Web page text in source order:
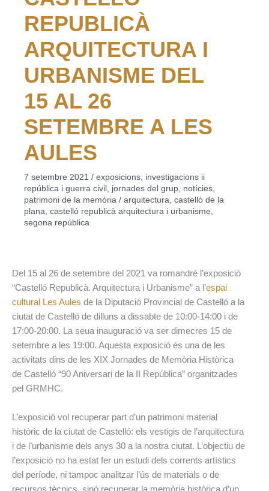
REPUBLICÀ
ARQUITECTURA I
URBANISME DEL
15 AL 26
SETEMBRE A LES
AULES
7 setembre 2021 / exposicions, investigacions ii
república i guerra civil , jornades del grup, notícies,
patrimoni de la memòria / arquitectura, castelló de la
plana, castelló republicà arquitectura i urbanisme,
segona república
Del 15 al 26 de setembre del 2021 va romandré l’exposició
“Castelló Republicà. Arquitectura i Urbanisme” a l’espai
cultural Les Aules de la Diputació Provincial de Castelló a la
ciutat de Castelló de dilluns a dissabte de 10:00-14:00 i de
17:00-20:00. La seua inauguració va ser dimecres 15 de
setembre a les 19:00. Aquesta exposició és una de les
activitats dins de les XIX Jornades de Memòria Històrica
de Castelló “90 Aniversari de la II República” organitzades
pel GRMHC.
L’exposició vol recuperar part d’un patrimoni material
històric de la ciutat de Castelló: els vestigis de l’arquitectura
i de l’urbanisme dels anys 30 a la nostra ciutat. L’objectiu de
l’exposició no ha estat fer un estudi dels corrents artístics
del període, ni tampoc analitzar l’ús de materials o de